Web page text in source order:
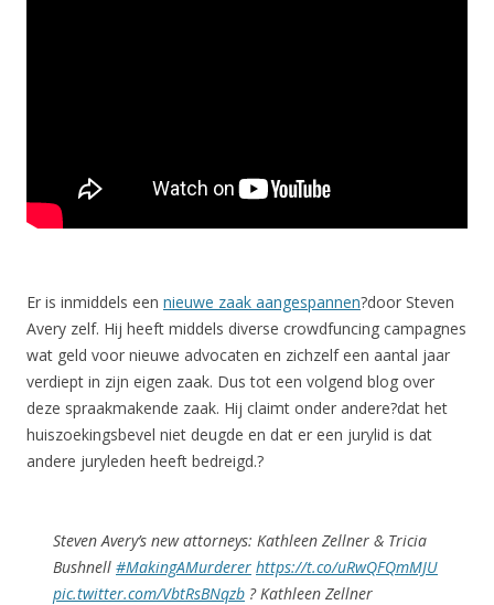
Er is inmiddels een nieuwe zaak aangespannen?door Steven
Avery zelf. Hij heeft middels diverse crowdfuncing campagnes
wat geld voor nieuwe advocaten en zichzelf een aantal jaar
verdiept in zijn eigen zaak. Dus tot een volgend blog over
deze spraakmakende zaak. Hij claimt onder andere?dat het
huiszoekingsbevel niet deugde en dat er een jurylid is dat
andere juryleden heeft bedreigd.?
Steven Avery’s new attorneys: Kathleen Zellner & Tricia
Bushnell #MakingAMurderer https://t.co/uRwQFQmMJU
pic.twitter.com/VbtRsBNqzb ? Kathleen Zellner